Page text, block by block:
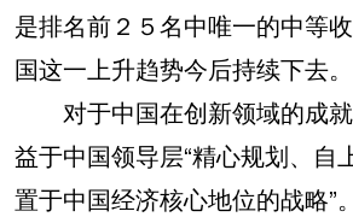
是排名前２５名中唯一的中等
国这一上升趋势今后持续下去。
对于中国在创新领域的成就
益于中国领导层“精心规划、自
置于中国经济核心地位的战略”。